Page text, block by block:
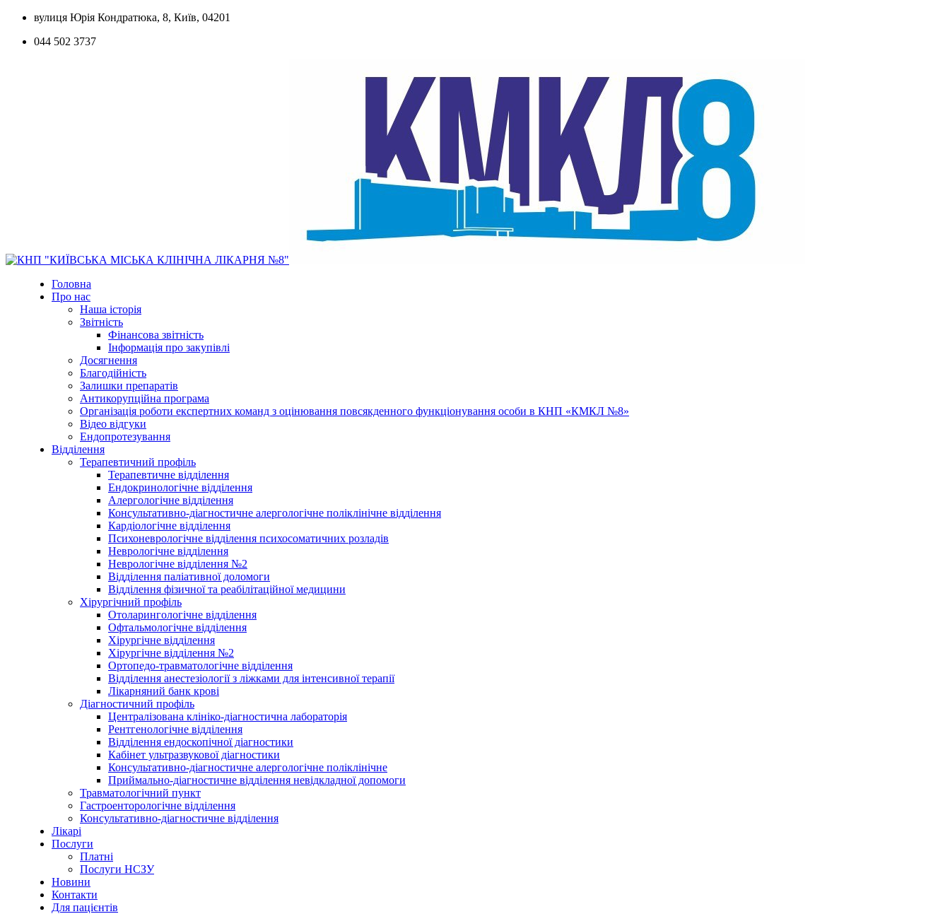
Skip
content
вулиця Юрія Кондратюка, 8, Київ, 04201
044 502 3737
Головна
Про нас
Наша історія
Звітність
Фінансова звітність
Інформація про закупівлі
Досягнення
Благодійність
Залишки препаратів
Антикорупційна програма
Організація роботи експертних команд з оцінювання повсякденного функціонування особи в КНП «КМКЛ №8»
Відео відгуки
Ендопротезування
Відділення
Терапевтичний профіль
Терапевтичне відділення
Ендокринологічне відділення
Алергологічне відділення
Консультативно-діагностичне алергологічне поліклінічне відділення
Кардіологічне відділення
Психоневрологічне відділення психосоматичних розладів
Неврологічне відділення
Неврологічне відділення №2
Відділення паліативної доломоги
Відділення фізичної та реабілітаційної медицини
Хірургічний профіль
Отоларингологічне відділення
Офтальмологічне відділення
Хірургічне відділення
Хірургічне відділення №2
Ортопедо-травматологічне відділення
Відділення анестезіології з ліжками для інтенсивної терапії
Лікарняний банк крові
Діагностичний профіль
Централізована клініко-діагностична лабораторія
Рентгенологічне відділення
Відділення ендоскопічної діагностики
Кабінет ультразвукової діагностики
Консультативно-діагностичне алергологічне поліклінічне
Приймально-діагностичне відділення невідкладної допомоги
Травматологічний пункт
Гастроенторологічне відділення
Консультативно-діагностичне відділення
Лікарі
Послуги
Платні
Послуги НСЗУ
Новини
Контакти
Для пацієнтів